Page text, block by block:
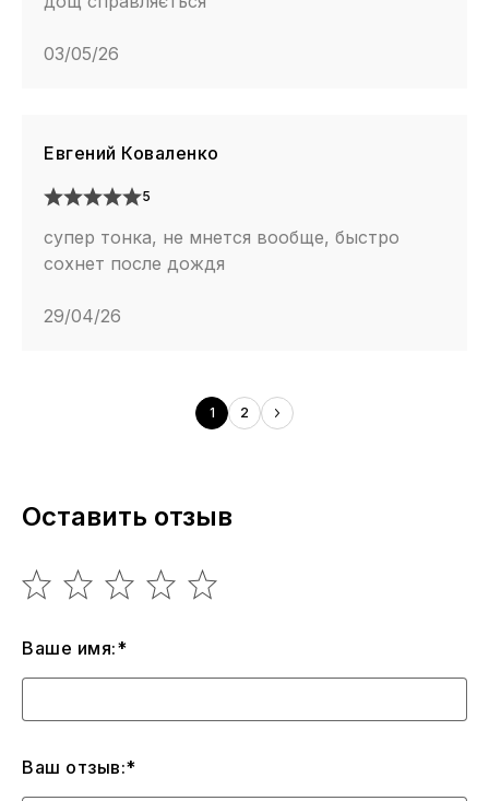
03/05/26
Евгений Коваленко
5
cупер тонка, не мнется вообще, быстро
сохнет после дождя
29/04/26
1 2
Оставить отзыв
Ваше имя:*
Ваш отзыв:*